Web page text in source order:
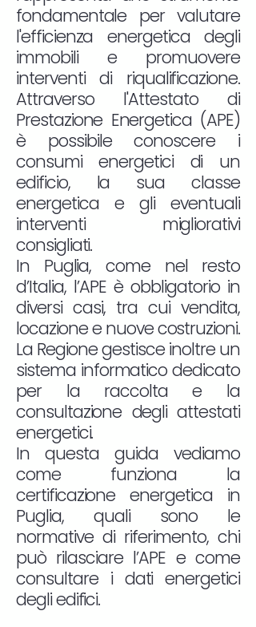
fondamentale per valutare
l'efficienza energetica degli
immobili e promuovere
interventi di riqualificazione.
Attraverso l'Attestato di
Prestazione Energetica (APE)
è possibile conoscere i
consumi energetici di un
edificio, la sua classe
energetica e gli eventuali
interventi migliorativi
consigliati.
In Puglia, come nel resto
d’Italia, l’APE è obbligatorio in
diversi casi, tra cui vendita,
locazione e nuove costruzioni.
La Regione gestisce inoltre un
sistema informatico dedicato
per la raccolta e la
consultazione degli attestati
energetici.
In questa guida vediamo
come funziona la
certificazione energetica in
Puglia, quali sono le
normative di riferimento, chi
può rilasciare l’APE e come
consultare i dati energetici
degli edifici.